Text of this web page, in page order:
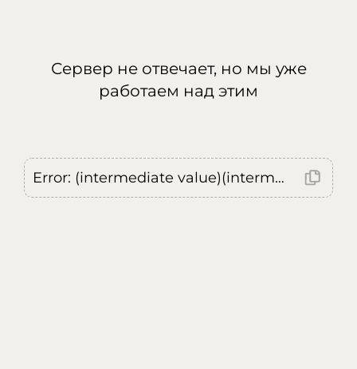
Сервер не отвечает, но мы уже
работаем над этим
Error: (intermediate value)(intermediate value)(intermediate value).replaceAll is not a function